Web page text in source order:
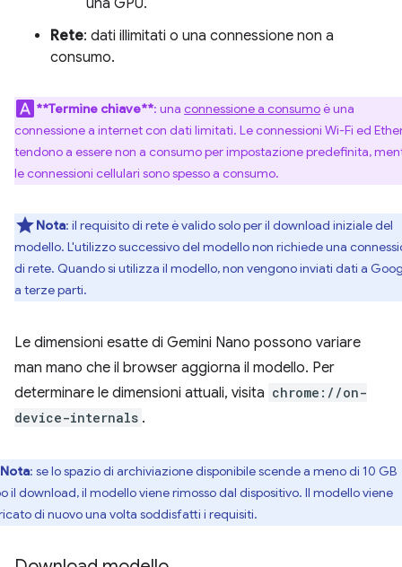
una GPU.
Rete: dati illimitati o una connessione non a
consumo.
**Termine chiave**: una connessione a consumoè una
connessione a internet con dati limitati. Le connessioni Wi-Fi ed
tendono a essere non a consumo per impostazione predefinita,
le connessioni cellulari sono spesso a consumo.
Nota: il requisito di rete è valido solo per il download iniziale del
modello. L'utilizzo successivo del modello non richiede una
di rete. Quando si utilizza il modello, non vengono inviati dati a
a terze parti.
Le dimensioni esatte di Gemini Nano possono variare
man mano che il browser aggiorna il modello. Per
determinare le dimensioni attuali, visita chrome://on-
device-internals .
Nota: se lo spazio di archiviazione disponibile scende a meno di 10 GB
il download, il modello viene rimosso dal dispositivo. Il modello viene
di nuovo una volta soddisfatti i requisiti.